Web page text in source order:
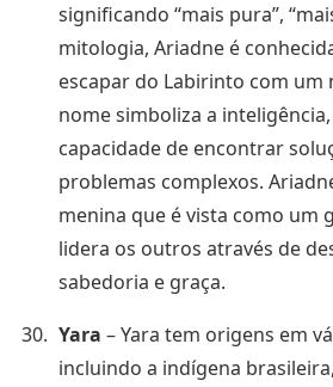
significando “mais pura”,
mitologia, Ariadne é
escapar do Labirinto com um
nome simboliza a
capacidade de encontrar
problemas complexos.
menina que é vista como um
lidera os outros através de
sabedoria e graça.
Yara – Yara tem origens em
incluindo a indígena